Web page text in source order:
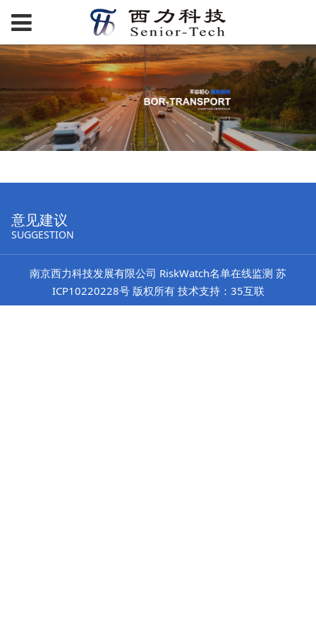
意见建议
SUGGESTION
南京西力科技发展有限公司 RiskWatch名单在线监测 苏
ICP10220228号 版权所有 技术支持：35互联